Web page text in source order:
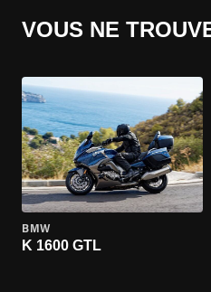
VOUS NE
BMW
K 1600 GTL